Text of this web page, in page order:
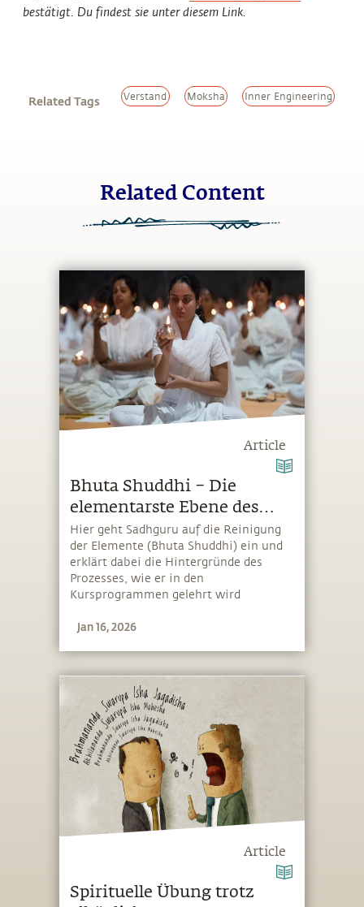
bestätigt. Du findest sie unter diesem Link.
Related Tags Verstand Moksha Inner Engineering
Related Content
Article
Bhuta Shuddhi – Die
elementarste Ebene des
Lebens ansprechen
Hier geht Sadhguru auf die Reinigung
der Elemente (Bhuta Shuddhi) ein und
erklärt dabei die Hintergründe des
Prozesses, wie er in den
Kursprogrammen gelehrt wird
Jan 16, 2026
Article
Spirituelle Übung trotz